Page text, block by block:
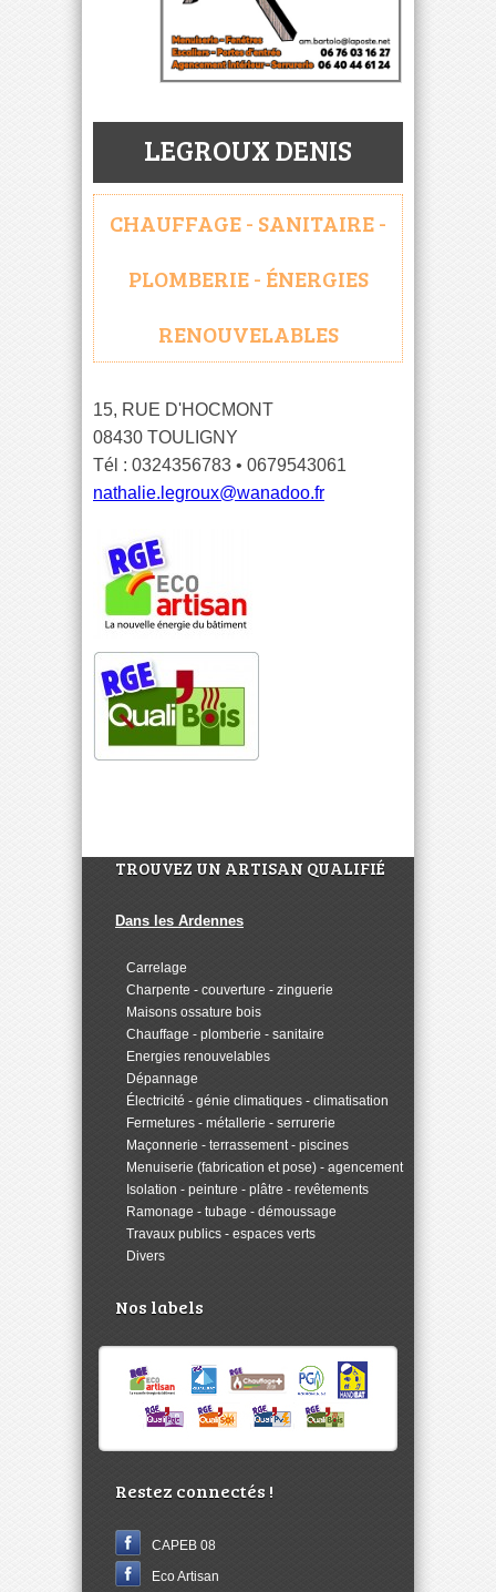
LEGROUX DENIS
CHAUFFAGE - SANITAIRE -
PLOMBERIE - ÉNERGIES
RENOUVELABLES
15, RUE D'HOCMONT
08430 TOULIGNY
Tél : 0324356783 • 0679543061
nathalie.legroux@wanadoo.fr
TROUVEZ UN ARTISAN QUALIFIÉ
Dans les Ardennes
Carrelage
Charpente - couverture - zinguerie
Maisons ossature bois
Chauffage - plomberie - sanitaire
Energies renouvelables
Dépannage
Électricité - génie climatiques - climatisation
Fermetures - métallerie - serrurerie
Maçonnerie - terrassement - piscines
Menuiserie (fabrication et pose) - agencement
Isolation - peinture - plâtre - revêtements
Ramonage - tubage - démoussage
Travaux publics - espaces verts
Divers
Nos labels
Restez connectés !
CAPEB 08
Eco Artisan